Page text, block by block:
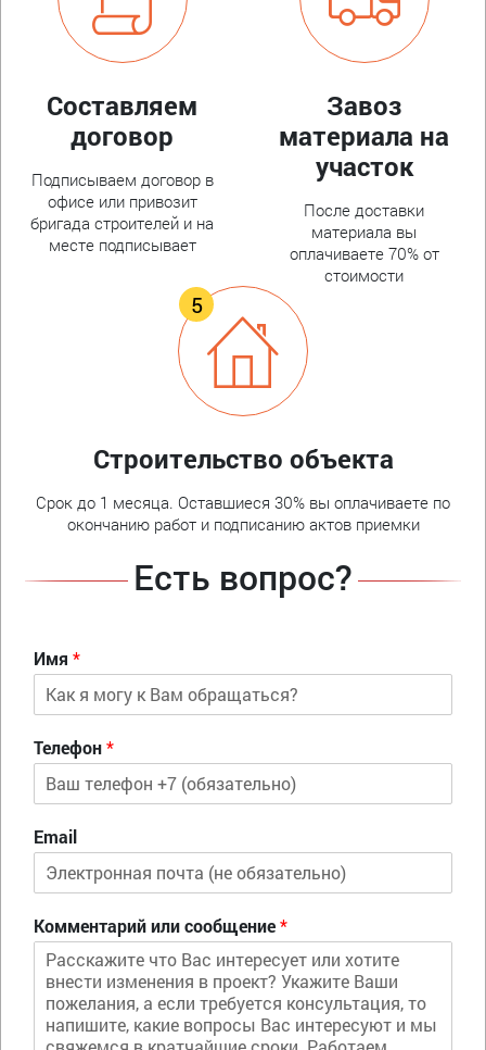
Составляем
договор
Подписываем договор в
офисе или привозит
бригада строителей и на
месте подписывает
Завоз
материала на
участок
После доставки
материала вы
оплачиваете 70% от
стоимости
Строительство объекта
Срок до 1 месяца. Оставшиеся 30% вы оплачиваете по
окончанию работ и подписанию актов приемки
Есть вопрос?
Имя *
Телефон*
Email
Комментарий или сообщение*